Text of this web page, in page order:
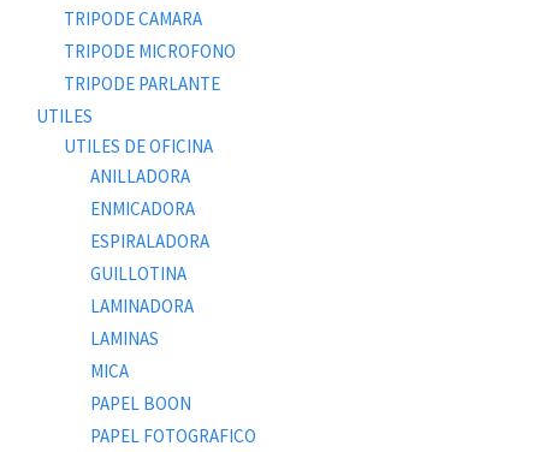
TRIPODE CAMARA
TRIPODE MICROFONO
TRIPODE PARLANTE
UTILES
UTILES DE OFICINA
ANILLADORA
ENMICADORA
ESPIRALADORA
GUILLOTINA
LAMINADORA
LAMINAS
MICA
PAPEL BOON
PAPEL FOTOGRAFICO